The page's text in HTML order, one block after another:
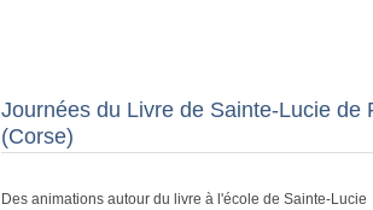
Journées du Livre de Sainte-Lucie de
(Corse)
Des animations autour du livre à l'école de Sainte-Lucie